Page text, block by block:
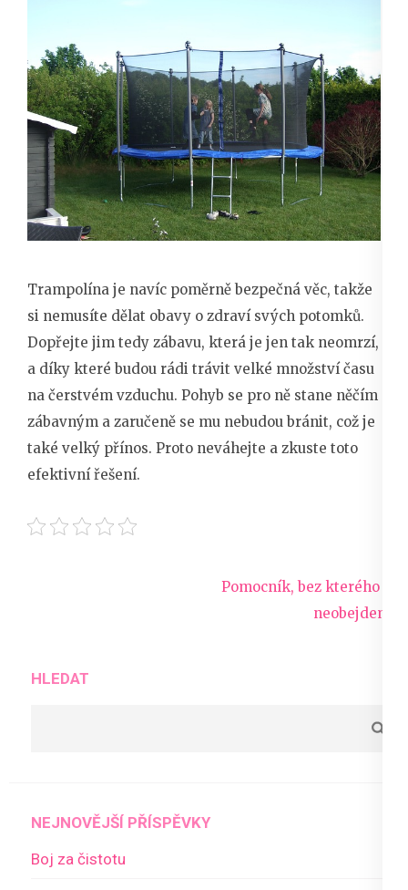
Trampolína je navíc poměrně bezpečná věc, takže
si nemusíte dělat obavy o zdraví svých potomků.
Dopřejte jim tedy zábavu, která je jen tak neomrzí,
a díky které budou rádi trávit velké množství času
na čerstvém vzduchu. Pohyb se pro ně stane něčím
zábavným a zaručeně se mu nebudou bránit, což je
také velký přínos. Proto neváhejte a zkuste toto
efektivní řešení.
Pomocník, bez kterého se
neobejdeme
HLEDAT
NEJNOVĚJŠÍ PŘÍSPĚVKY
Boj za čistotu